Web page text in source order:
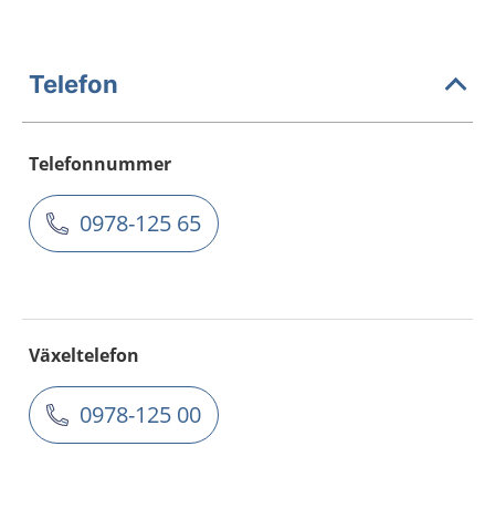
Telefon
Telefonnummer
0978-125 65
Växeltelefon
0978-125 00